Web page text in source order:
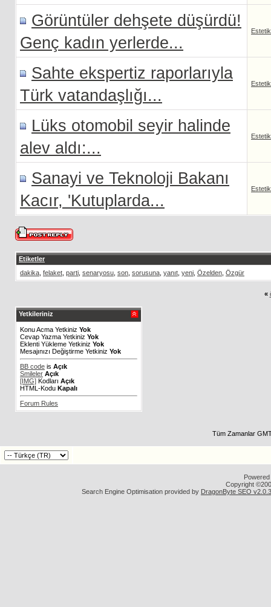
Görüntüler dehşete düşürdü!
Genç kadın yerlerde...
Sahte ekspertiz raporlarıyla
Türk vatandaşlığı...
Lüks otomobil seyir halinde
alev aldı:...
Sanayi ve Teknoloji Bakanı
Kacır, 'Kutuplarda...
Etiketler
dakika felaket parti senaryosu son sorusuna yanıt yeni Özelden Özgür
«
Yetkileriniz
Konu Acma Yetkiniz Yok
Cevap Yazma Yetkiniz Yok
Eklenti Yükleme Yetkiniz Yok
Mesajınızı Değiştirme Yetkiniz Yok
BB code is Açık
Smileler Açık
[IMG] Kodları Açık
HTML-Kodu Kapalı
Forum Rules
Tüm Zamanlar
Copyright
Search Engine Optimisation provided by DragonByte SEO